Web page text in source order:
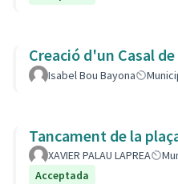
Creació d'un Casal
Isabel Bou Bayona
Tancament de la
XAVIER PALAU LAPREA
Acceptada